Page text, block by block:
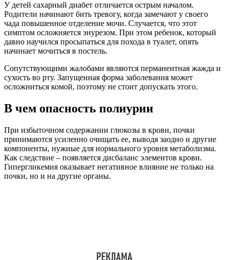
У детей сахарный диабет отличается острым началом.
Родители начинают бить тревогу, когда замечают у своего
чада повышенное отделение мочи. Случается, что этот
симптом осложняется энурезом. При этом ребенок, который
давно научился просыпаться для похода в туалет, опять
начинает мочиться в постель.
Сопутствующими жалобами являются перманентная жажда и
сухость во рту. Запущенная форма заболевания может
осложниться комой, поэтому не стоит допускать этого.
В чем опасность полиурии
При избыточном содержании глюкозы в крови, почки
принимаются усиленно очищать ее, выводя заодно и другие
компоненты, нужные для нормального уровня метаболизма.
Как следствие – появляется дисбаланс элементов крови.
Гипергликемия оказывает негативное влияние не только на
почки, но и на другие органы.